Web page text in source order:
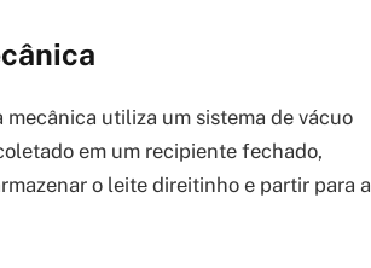
utiliza um sistema de vácuo
em um recipiente fechado,
o leite direitinho e partir para a